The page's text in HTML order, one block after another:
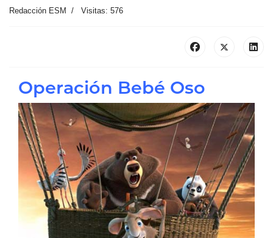
Redacción ESM Visitas: 576
Operación Bebé Oso